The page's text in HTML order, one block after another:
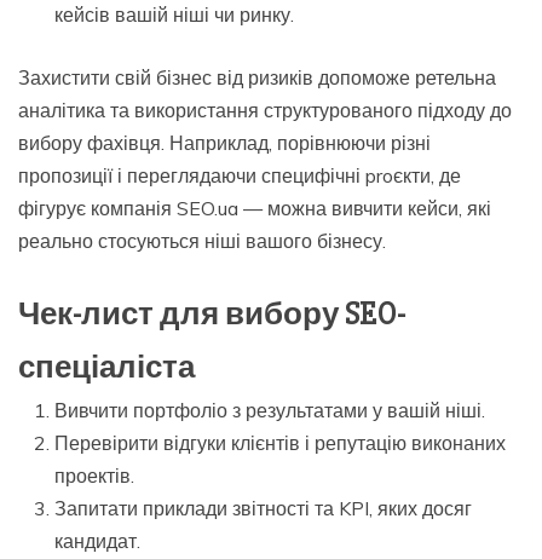
кейсів вашій ніші чи ринку.
Захистити свій бізнес від ризиків допоможе ретельна
аналітика та використання структурованого підходу до
вибору фахівця. Наприклад, порівнюючи різні
пропозиції і переглядаючи специфічні proєкти, де
фігурує компанія SEO.ua — можна вивчити кейси, які
реально стосуються ніші вашого бізнесу.
Чек-лист для вибору SEO-
спеціаліста
Вивчити портфоліо з результатами у вашій ніші.
Перевірити відгуки клієнтів і репутацію виконаних
проектів.
Запитати приклади звітності та KPI, яких досяг
кандидат.